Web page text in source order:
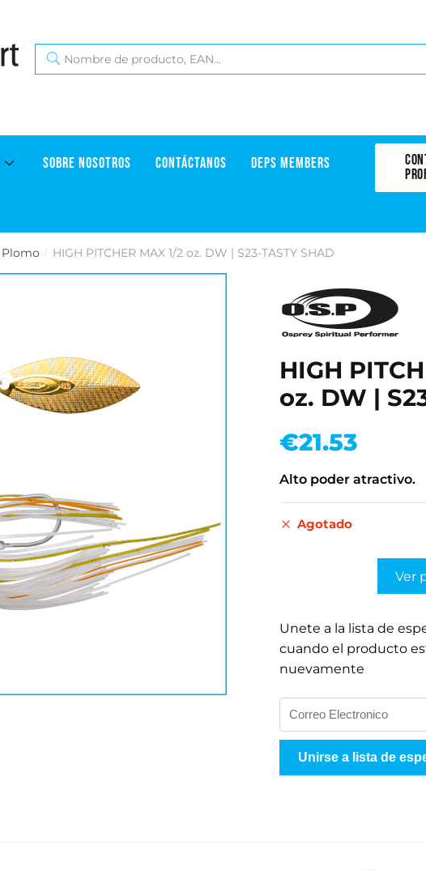
SOBRE NOSOTROS CONTÁCTANOS DEPS MEMBERS
Plomo / HIGH PITCHER MAX 1/2 oz. DW | S23-TASTY SHAD
HIGH
oz. DW |
€21.53
Alto poder atractivo.
Agotado
Ver
Unete a la lista de
cuando el producto
nuevamente
n
Unirse a lista de